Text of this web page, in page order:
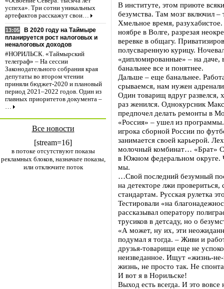
успеха». Три сотни уникальных
артефактов расскажут свои…
13:05
В 2020 году на Таймыре
планируется рост налоговых и
неналоговых доходов
#НОРИЛЬСК. «Таймырский
телеграф» – На сессии
Законодательного собрания края
депутаты во втором чтении
приняли бюджет-2020 и плановый
период 2021–2022 годов. Один из
главных приоритетов документа –
…
Все новости
[stream=16]
в потоке отсутствуют показы
рекламных блоков, назначьте показы,
или отключите поток
В институте, этом приюте
безумства. Там мозг включил –
Хмельное время,
ноябре в Волге, разрезая
веревке в общагу.
полусваренную курицу.
«дипломированные» – на даче,
банальнее все и понятнее.
Дальше – еще банальнее.
срываемся, нам нужен
Один товарищ вдруг развелся,
раз женился. Однокурсник
предпочел делать ремонты в
«Россия» – ушел из
игрока сборной России по
занимается своей карьерой.
молочный комбинат… «Брат»
в Южном федеральном округе.
мы.
…Свой последний безумный
на детекторе лжи
стандартам. Русская рулетка
Тестировали «на
рассказывал оператору
трусиков в детсаду, но о
«А может, ну их, эти
подумал я тогда. – Живи и
друзья-товарищи еще не
неизведанное. Ищут «жизнь-
жизнь, не просто так. Не
И вот я в Норильске!
Выход есть всегда. И это вовсе